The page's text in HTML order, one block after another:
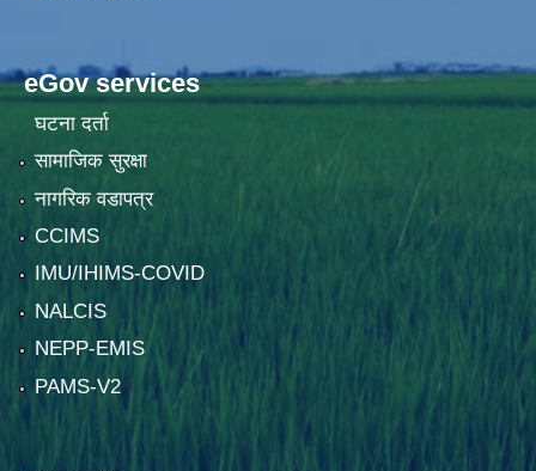
eGov services
घटना दर्ता
सामाजिक सुरक्षा
नागरिक वडापत्र
CCIMS
IMU/IHIMS-COVID
NALCIS
NEPP-EMIS
PAMS-V2